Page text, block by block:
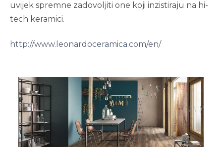
uvijek spremne zadovoljiti one koji inzistiraju na hi-
tech keramici.
http://www.leonardoceramica.com/en/